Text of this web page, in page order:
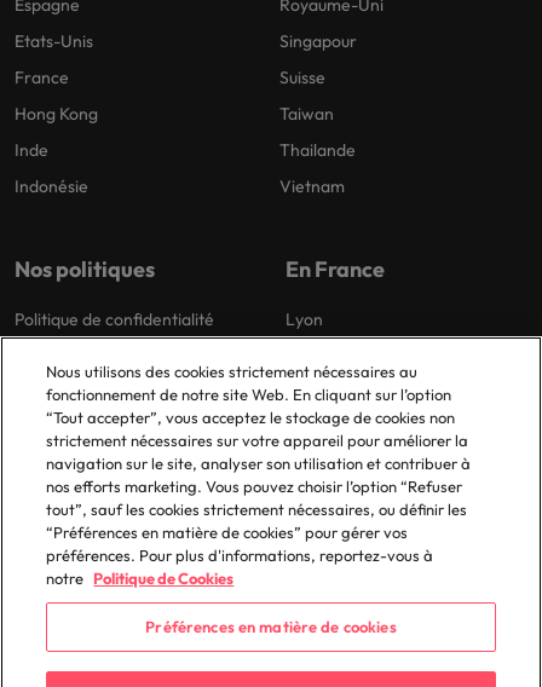
Espagne
Etats-Unis
France
Hong Kong
Inde
Indonésie
Royaume-Uni
Singapour
Suisse
Taiwan
Thailande
Vietnam
Nos politiques
Politique de confidentialité
Bibliothèque de politiques
En France
Lyon
© 2025 Robert Walters Plc. All Rights Reserved.
Nous utilisons des cookies strictement nécessaires au
fonctionnement de notre site Web. En cliquant sur l’option
“Tout accepter”, vous acceptez le stockage de cookies non
strictement nécessaires sur votre appareil pour améliorer la
navigation sur le site, analyser son utilisation et contribuer à
nos efforts marketing. Vous pouvez choisir l’option “Refuser
tout”, sauf les cookies strictement nécessaires, ou définir les
“Préférences en matière de cookies” pour gérer vos
préférences. Pour plus d'informations, reportez-vous à
notre Politique de Cookies
Préférences en matière de cookies